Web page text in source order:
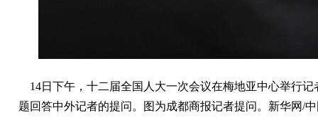
14日下午，十二届全国人大一次会议在梅地亚中心举行
题回答中外记者的提问。图为成都商报记者提问。新华网/